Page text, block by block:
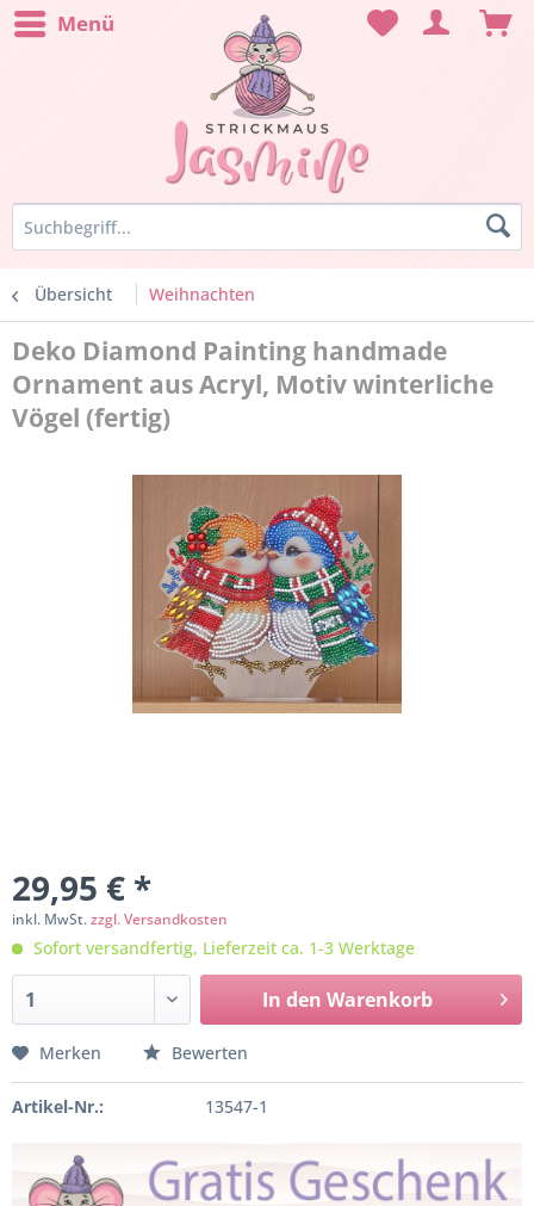
Menü
Übersicht Weihnachten
Deko Diamond Painting handmade
Ornament aus Acryl, Motiv winterliche
Vögel (fertig)
29,95 € *
inkl. MwSt.zzgl. Versandkosten
Sofort versandfertig, Lieferzeit ca. 1-3 Werktage
In den Warenkorb
Merken Bewerten
Artikel-Nr.: 13547-1